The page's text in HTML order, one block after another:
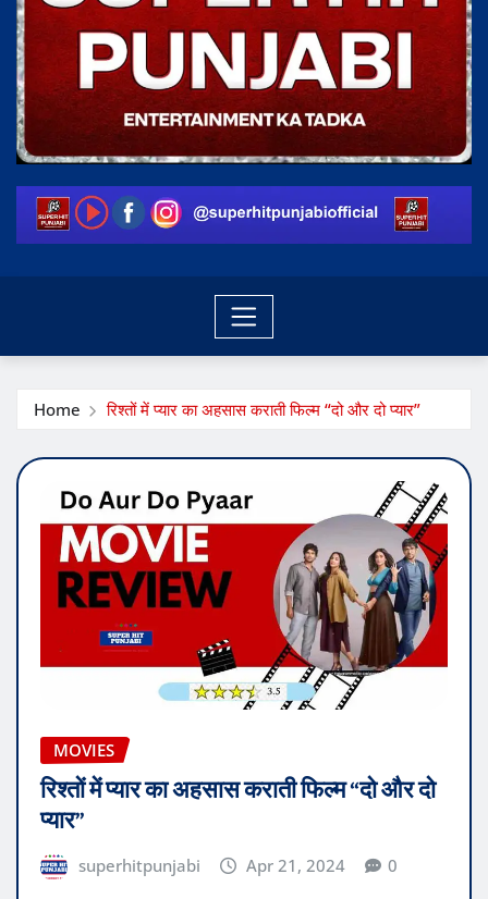
Home रिश्तों में प्यार का अहसास कराती फिल्म “दो और दो प्यार”
MOVIES
रिश्तों में प्यार का अहसास कराती फिल्म “दो और दो
प्यार”
superhitpunjabi Apr 21, 2024 0